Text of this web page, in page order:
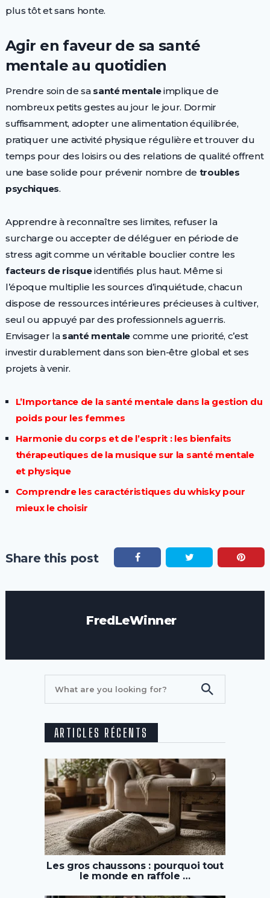
plus tôt et sans honte.
Agir en faveur de sa santé
mentale au quotidien
Prendre soin de sa santé mentaleimplique de
nombreux petits gestes au jour le jour. Dormir
suffisamment, adopter une alimentation équilibrée,
pratiquer une activité physique régulière et trouver du
temps pour des loisirs ou des relations de qualité offrent
une base solide pour prévenir nombre de troubles
psychiques.
Apprendre à reconnaître ses limites, refuser la
surcharge ou accepter de déléguer en période de
stress agit comme un véritable bouclier contre les
facteurs de risqueidentifiés plus haut. Même si
l’époque multiplie les sources d’inquiétude, chacun
dispose de ressources intérieures précieuses à cultiver,
seul ou appuyé par des professionnels aguerris.
Envisager la santé mentale comme une priorité, c’est
investir durablement dans son bien-être global et ses
projets à venir.
L’Importance de la santé mentale dans la gestion du
poids pour les femmes
Harmonie du corps et de l’esprit : les bienfaits
thérapeutiques de la musique sur la santé mentale
et physique
Comprendre les caractéristiques du whisky pour
mieux le choisir
Share this post
FredLeWinner
ARTICLES RÉCENTS
Les gros chaussons : pourquoi tout
le monde en raffole …